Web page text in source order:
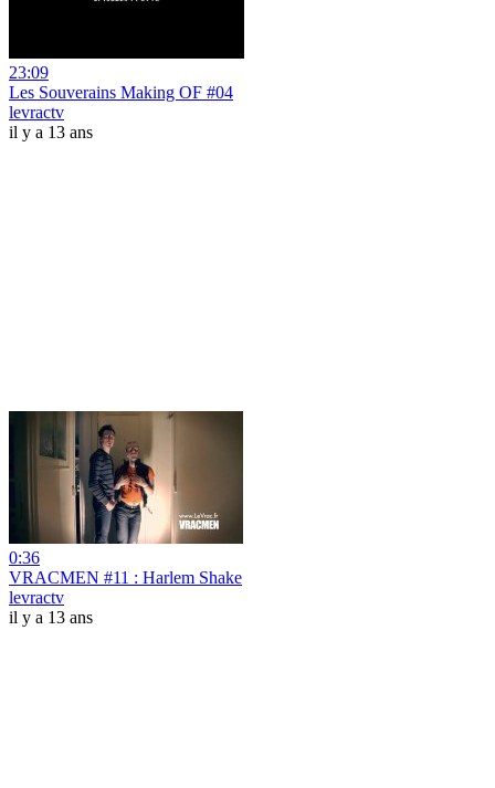
23:09
Les Souverains Making OF #04
levractv
il y a 13 ans
0:36
VRACMEN #11 : Harlem Shake
levractv
il y a 13 ans